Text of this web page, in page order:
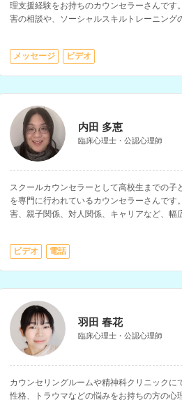
理支援経験をお持ちのカウンセラーさんです
害の相談や、ソーシャルスキルトレーニング
メッセージ ビデオ
内田 多恵
臨床心理士・公認心理師
スクールカウンセラーとして高校生までの子
を専門に行われているカウンセラーさんです
害、親子関係、対人関係、キャリアなど、幅
ビデオ 電話
羽田 春花
臨床心理士・公認心理師
カウンセリングルームや精神科クリニックに
性格、トラウマなどの悩みをお持ちの方の心